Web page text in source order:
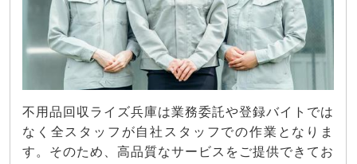
不用品回収ライズ兵庫は業務委託や登録バイトでは
なく全スタッフが自社スタッフでの作業となりま
す。そのため、高品質なサービスをご提供できてお